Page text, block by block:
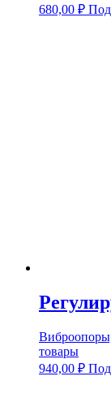
680,00 ₽
товары
940,00 ₽